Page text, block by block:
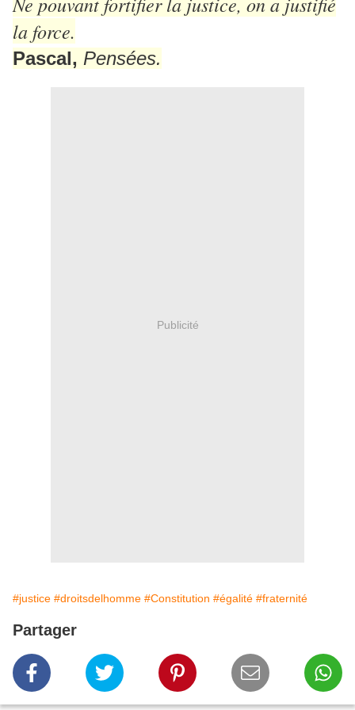
la force.
Pascal, Pensées.
Publicité
#justice #droitsdelhomme #Constitution #égalité #fraternité
Partager